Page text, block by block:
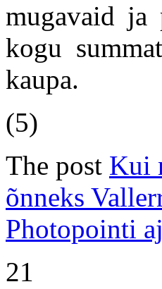
mugavaid ja
kogu
kaupa.
(5)
The post Kui
õnneks
Photopointi
21